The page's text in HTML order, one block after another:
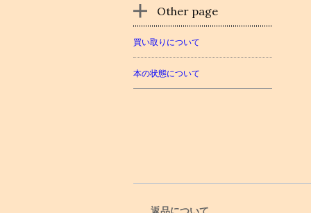
Other page
買い取りについて
本の状態について